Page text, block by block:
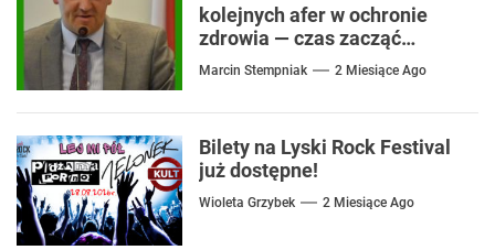
kolejnych afer w ochronie
zdrowia — czas zacząć
mówić o rozwiązaniach
Marcin Stempniak 2 Miesiące Ago
Bilety na Lyski Rock Festival
już dostępne!
Wioleta Grzybek 2 Miesiące Ago